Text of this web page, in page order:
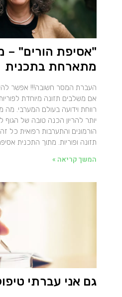
"אסיפת הורים" –
מתארחת בתכנית
העברת המסר חשובה!!! אפשר
אם משלבים תזונה מיוחדת
רווחת וידועה בעולם המערבי. מה
יותר להריון הכנה טובה של הגוף
הורמונים והתערבות רפואית כל זה
תזונה ופוריות. מתוך התכנית
המשך קריאה »
גם אני עברתי